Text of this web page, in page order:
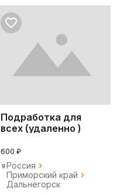
Подработка для
всех (удаленно )
600 ₽
Россия
Приморский край
Дальнегорск